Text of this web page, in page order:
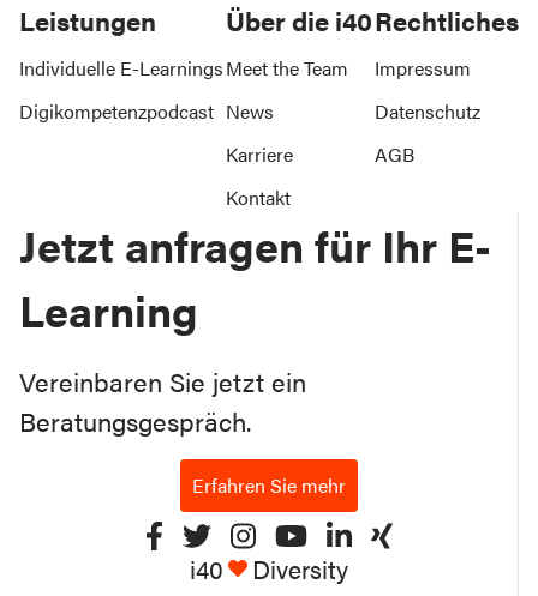
Jetzt anfragen für Ihr E-
Learning
Vereinbaren Sie jetzt ein
Beratungsgespräch.
Erfahren Sie mehr
i40 Diversity
Leistungen
Individuelle E-Learnings
Digikompetenzpodcast
Über die i40
Meet the Team
News
Karriere
Kontakt
Rechtliches
Impressum
Datenschutz
AGB